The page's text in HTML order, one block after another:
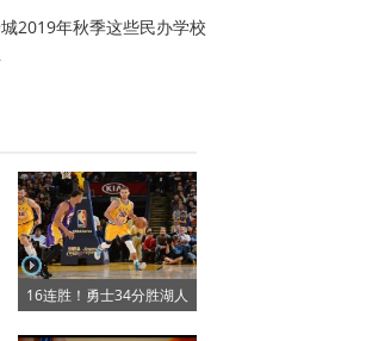
2019年秋季这些民办学校
16连胜！勇士34分胜湖人